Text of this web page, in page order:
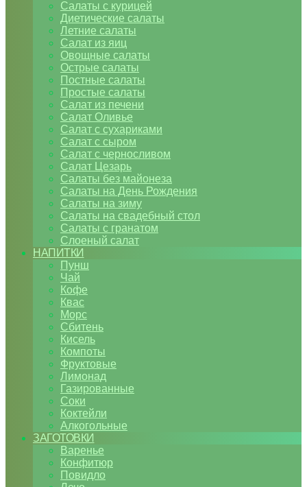
Салаты с курицей
Диетические салаты
Летние салаты
Салат из яиц
Овощные салаты
Острые салаты
Постные салаты
Простые салаты
Салат из печени
Салат Оливье
Салат с сухариками
Салат с сыром
Салат с черносливом
Салат Цезарь
Салаты без майонеза
Салаты на День Рождения
Салаты на зиму
Салаты на свадебный стол
Салаты с гранатом
Слоеный салат
НАПИТКИ
Пунш
Чай
Кофе
Квас
Морс
Сбитень
Кисель
Компоты
Фруктовые
Лимонад
Газированные
Соки
Коктейли
Алкогольные
ЗАГОТОВКИ
Варенье
Конфитюр
Повидло